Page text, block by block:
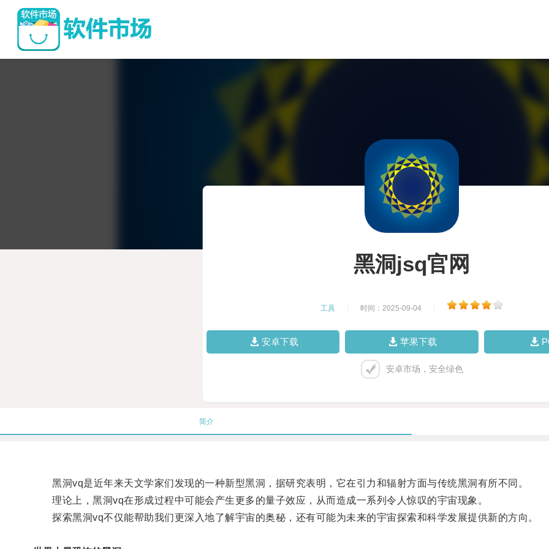
黑洞jsq官网
工具 时间：2025-09-04
安卓下载 苹果下载
安卓市场，安全绿色
简介
黑洞vq是近年来天文学家们发现的一种新型黑洞，据研究表明，它在引力和辐射方面与传统黑洞有所不同。
理论上，黑洞vq在形成过程中可能会产生更多的量子效应，从而造成一系列令人惊叹的宇宙现象。
探索黑洞vq不仅能帮助我们更深入地了解宇宙的奥秘，还有可能为未来的宇宙探索和科学发展提供新的方向。